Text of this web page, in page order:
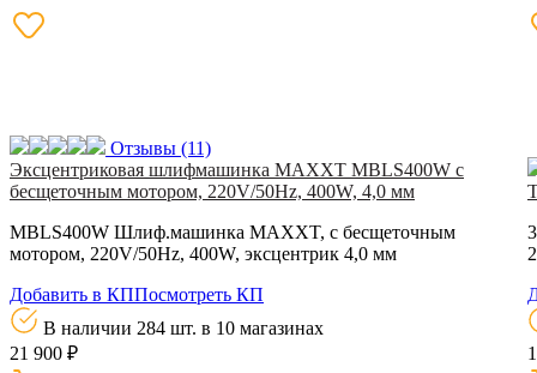
Отзывы (11)
Эксцентриковая шлифмашинка MAXXT MBLS400W с
бесщеточным мотором, 220V/50Hz, 400W, 4,0 мм
MBLS400W Шлиф.машинка MAXXT, с бесщеточным
мотором, 220V/50Hz, 400W, эксцентрик 4,0 мм
Добавить в КППосмотреть КП
В наличии 284 шт. в 10 магазинах
21 900 ₽